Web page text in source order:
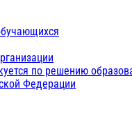
по решению
Федерации